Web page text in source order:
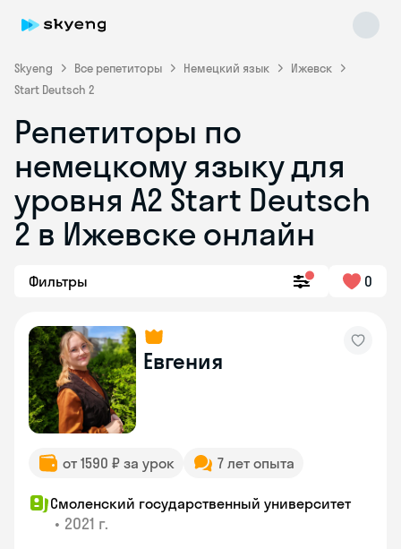
Skyeng Все репетиторы Немецкий язык
Ижевск
Start Deutsch 2
Репетиторы по
немецкому языку для
уровня A2 Start Deutsch
2 в Ижевске онлайн
Фильтры 0
Евгения
от 1590 ₽ за урок 7 лет опыта
Смоленский государственный университет
• 2021 г.
Skyeng Chat